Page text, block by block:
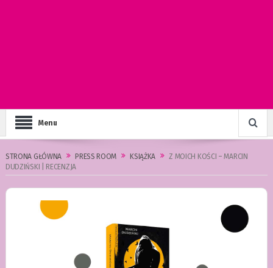
Menu
STRONA GŁÓWNA PRESS ROOM KSIĄŻKA
Z MOICH KOŚCI – MARCIN
DUDZIŃSKI | RECENZJA